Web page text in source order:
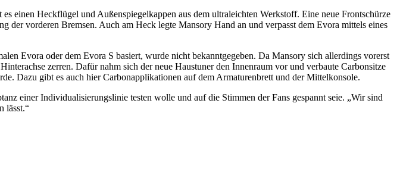
einen Heckflügel und Außenspiegelkappen aus dem ultraleichten Werkstoff. Eine neue Frontschürze
der vorderen Bremsen. Auch am Heck legte Mansory Hand an und verpasst dem Evora mittels eines
Evora oder dem Evora S basiert, wurde nicht bekanntgegeben. Da Mansory sich allerdings vorerst
zerren. Dafür nahm sich der neue Haustuner den Innenraum vor und verbaute Carbonsitze
Dazu gibt es auch hier Carbonapplikationen auf dem Armaturenbrett und der Mittelkonsole.
einer Individualisierungslinie testen wolle und auf die Stimmen der Fans gespannt seie. „Wir sind
lässt.“